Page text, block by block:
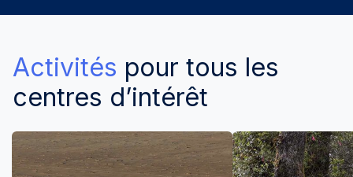
Activités pour tous les
centres d’intérêt